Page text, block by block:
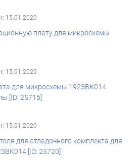
15.01.2020
плату для микросхемы
15.01.2020
для микросхемы 1923ВК014
[ID: 25716]
15.01.2020
для отладочного комплекта для
[ID: 25720]